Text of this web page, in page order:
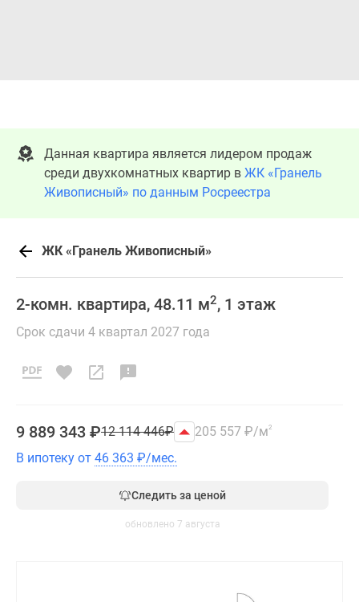
Данная квартира является лидером продаж
среди двухкомнатных квартир в ЖК «Гранель
Живописный» по данным Росреестра
ЖК «Гранель Живописный»
2-комн. квартира, 48.11 м2, 1 этаж
Срок сдачи 4 квартал 2027 года
9 889 343 ₽12 114 446₽ 205 557 ₽/м2
В ипотеку от 46 363 ₽/мес.
Следить за ценой
обновлено 7 августа